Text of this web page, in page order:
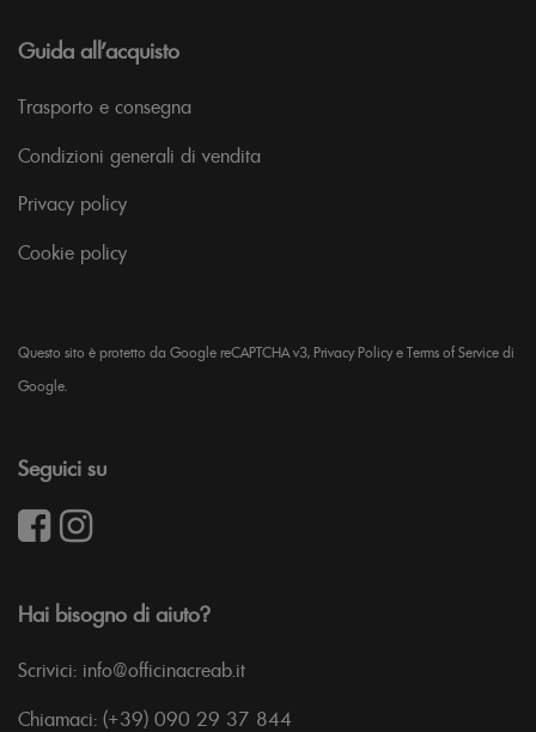
Guida all’acquisto
Trasporto e consegna
Condizioni generali di vendita
Privacy policy
Cookie policy
Questo sito è protetto da Google reCAPTCHA v3, Privacy Policye Terms of Service di
Google.
Seguici su
Hai bisogno di aiuto?
Scrivici: info@officinacreab.it
Chiamaci: (+39) 090 29 37 844